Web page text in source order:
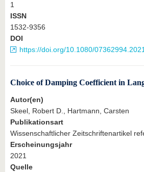
1
ISSN
1532-9356
DOI
https://doi.org/10.1080/
Choice of Damping Coefficient in
Autor(en)
Skeel, Robert D., Hartmann, Carsten
Publikationsart
Wissenschaftlicher Zeitschriftenartikel
Erscheinungsjahr
2021
Quelle